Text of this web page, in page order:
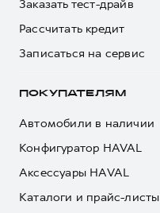
Заказать тест-драйв
Рассчитать кредит
Записаться на сервис
ПОКУПАТЕЛЯМ
Автомобили в наличии
Конфигуратор HAVAL
Аксессуары HAVAL
Каталоги и прайс-листы